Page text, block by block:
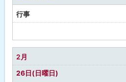
行事
定
な
し
2月
26日(日曜日)